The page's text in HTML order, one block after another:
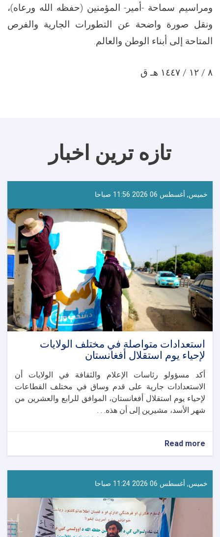
ومراسيم سماحة -أمير- المؤمنين (حفظه الله ورعاه)،
ونقل صورة واضحة عن التطورات الجارية والفرص
المتاحة إلى أبناء الوطن والعالم.
٨ / ١٢ / ١٤٤٧ هـ ق
تازه ترین اخبار
خميس, أغسطس 06 2026 11:56 صباحا
استعدادات متواصلة في مختلف الولايات
لإحياء يوم استقلال أفغانستان
أكد مسؤولو رئاسات الإعلام والثقافة في الولايات أن
الاستعدادات جارية على قدم وساق في مختلف القطاعات
لإحياء يوم استقلال أفغانستان، الموافق للرابع والعشرين من
شهر الأسد، مشيرين إلى أن هذه. . .
Read more
في
مختلف
لإحياء
يوم
استقلال
أفغانستان
خميس, أغسطس 06 2026 11:24 صباحا